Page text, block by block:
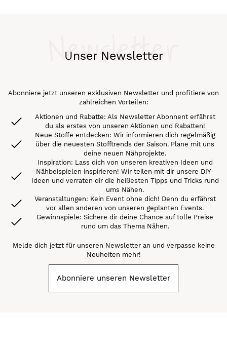
Unser Newsletter
Newsletter
Abonniere jetzt unseren exklusiven Newsletter und profitiere von
zahlreichen Vorteilen:
Aktionen und Rabatte: Als Newsletter Abonnent erfährst
du als erstes von unseren Aktionen und Rabatten!
Neue Stoffe entdecken: Wir informieren dich regelmäßig
über die neuesten Stofftrends der Saison. Plane mit uns
deine neuen Nähprojekte.
Inspiration: Lass dich von unseren kreativen Ideen und
Nähbeispielen inspirieren! Wir teilen mit dir unsere DIY-
Ideen und verraten dir die heißesten Tipps und Tricks rund
ums Nähen.
Veranstaltungen: Kein Event ohne dich! Denn du erfährst
vor allen anderen von unseren geplanten Events.
Gewinnspiele: Sichere dir deine Chance auf tolle Preise
rund um das Thema Nähen.
Melde dich jetzt für unseren Newsletter an und verpasse keine
Neuheiten mehr!
Abonniere unseren Newsletter